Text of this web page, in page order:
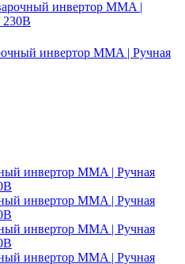
инвертор MMA | Ручная